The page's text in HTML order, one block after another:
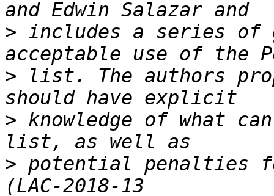
> includes a series of
> list. The authors
> knowledge of what
> potential penalties